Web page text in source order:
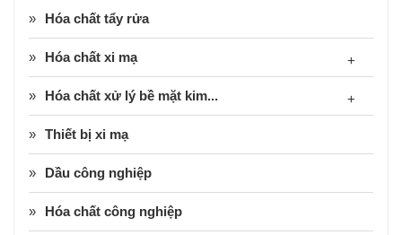
Hóa chất tẩy rửa
Hóa chất xi mạ +
Hóa chất xử lý bề mặt kim... +
Thiết bị xi mạ
Dầu công nghiệp
Hóa chất công nghiệp